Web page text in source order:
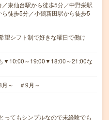
東仙台駅から徒歩5分／中野栄駅
徒歩5分／小鶴新田駅から徒歩5
望シフト制で好きな曜日で働け
▼10:00～19:00▼18:00～21:00な
月～ ＃9月～
ってもシンプルなので未経験でも